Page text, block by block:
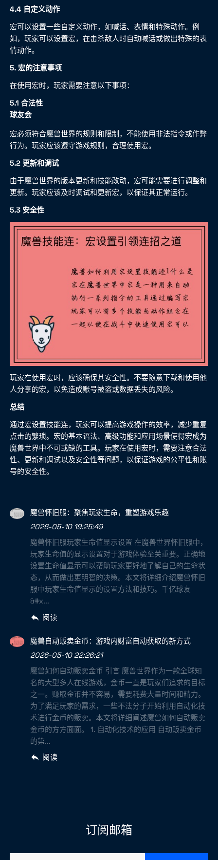
4.4 自定义动作
宏可以设置一些自定义动作，如喊话、表情和特殊动作。例
如，玩家可以设置宏，在击杀敌人时自动喊话或做出特殊的表
情动作。
5. 宏的注意事项
在使用宏时，玩家需要注意以下事项：
5.1 合法性
球友会
宏必须符合魔兽世界的规则和限制，不能使用非法指令或作弊
行为。玩家应该遵守游戏规则，合理使用宏。
5.2 更新和调试
由于魔兽世界的版本更新和技能改动，宏可能需要进行调整和
更新。玩家应该及时调试和更新宏，以保证其正常运行。
5.3 安全性
玩家在使用宏时，应该确保其安全性。不要随意下载和使用他
人分享的宏，以免造成账号被盗或数据丢失的风险。
总结
通过宏设置技能连，玩家可以提高游戏操作的效率，减少重复
点击的繁琐。宏的基本语法、高级功能和应用场景使得宏成为
魔兽世界中不可或缺的工具。玩家在使用宏时，需要注意合法
性、更新和调试以及安全性等问题，以保证游戏的公平性和账
号的安全性。
魔兽怀旧服：聚焦玩家生命，重塑游戏乐趣
2026-05-10 19:25:49
魔兽怀旧服玩家生命值显示设置 在魔兽世界怀旧服中，
玩家生命值的显示设置对于游戏体验至关重要。正确地
设置生命值显示可以帮助玩家更好地了解自己的生命状
态，从而做出更明智的决策。本文将详细介绍魔兽怀旧
服中玩家生命值显示的设置方法和技巧。千亿球友
&#x...
阅读
魔兽自动贩卖金币：游戏内财富自动获取的新方式
2026-05-10 22:26:21
魔兽如何自动贩卖金币 引言 魔兽世界作为一款全球知
名的大型多人在线游戏，金币一直是玩家们追求的目标
之一。赚取金币并不容易，需要耗费大量时间和精力。
为了满足玩家的需求，一些不法分子开始利用自动化技
术进行金币的贩卖。本文将详细阐述魔兽如何自动贩卖
金币的方方面面。 1. 自动化技术的应用 自动贩卖金币
的第...
阅读
订阅邮箱